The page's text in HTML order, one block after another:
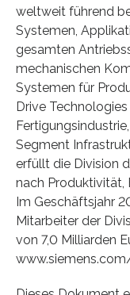
weltweit führend
Systemen,
gesamten
mechanischen
Systemen für
Drive
Segment
erfüllt die Division
nach Produktivität,
Im Geschäftsjahr
Mitarbeiter der
von 7,0 Milliarden